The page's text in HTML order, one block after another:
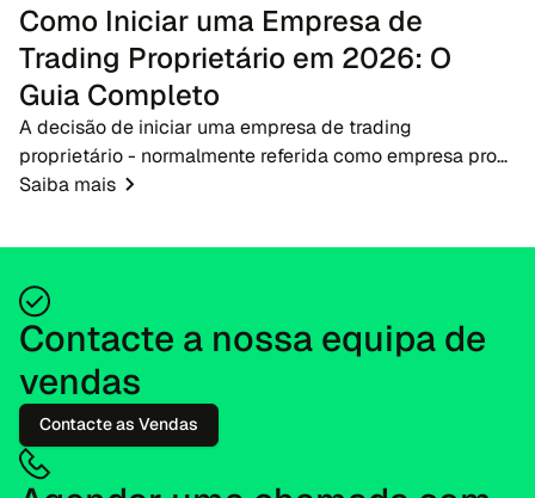
Como Iniciar uma Empresa de
Trading Proprietário em 2026: O
Guia Completo
A decisão de iniciar uma empresa de trading
proprietário - normalmente referida como empresa prop
- em 2026 apresenta uma oportunidade oportuna para
Saiba mais
Contacte a nossa equipa de
vendas
Contacte as Vendas